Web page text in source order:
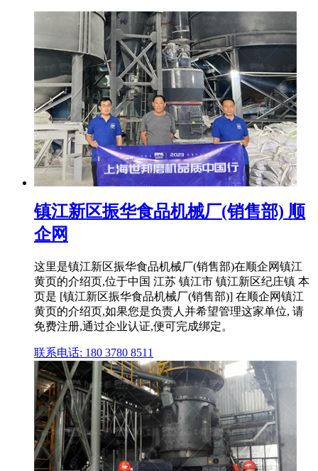
镇江新区振华食品机械厂(销售部) 顺
企网
这里是镇江新区振华食品机械厂(销售部)在顺企网镇江
黄页的介绍页,位于中国 江苏 镇江市 镇江新区纪庄镇 本
页是 [镇江新区振华食品机械厂(销售部)] 在顺企网镇江
黄页的介绍页,如果您是负责人并希望管理这家单位, 请
免费注册,通过企业认证,便可完成绑定。
联系电话: 180 3780 8511